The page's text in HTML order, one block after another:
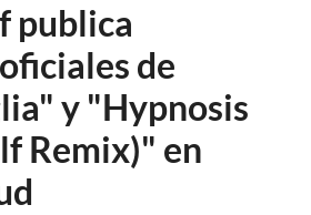
publica
de
y "Hypnosis
Remix)" en